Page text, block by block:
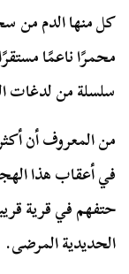
كل منها الدم من
محمرًا ناعمًا
سلسلة من لدغات
حتفهم في قرية
الحديدية المرضى.